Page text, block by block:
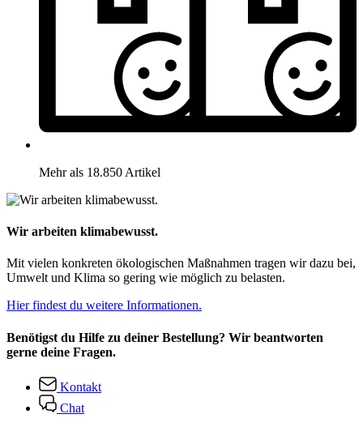
Mehr als 18.850 Artikel
Wir arbeiten klimabewusst.
Mit vielen konkreten ökologischen Maßnahmen tragen wir dazu bei,
Umwelt und Klima so gering wie möglich zu belasten.
Hier findest du weitere Informationen.
Benötigst du Hilfe zu deiner Bestellung? Wir beantworten
gerne deine Fragen.
Kontakt
Chat